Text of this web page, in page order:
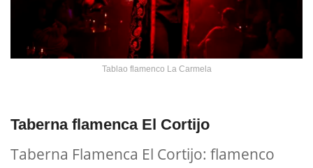
Tablao flamenco La Carmela
Taberna flamenca El Cortijo
Taberna Flamenca El Cortijo: flamenco